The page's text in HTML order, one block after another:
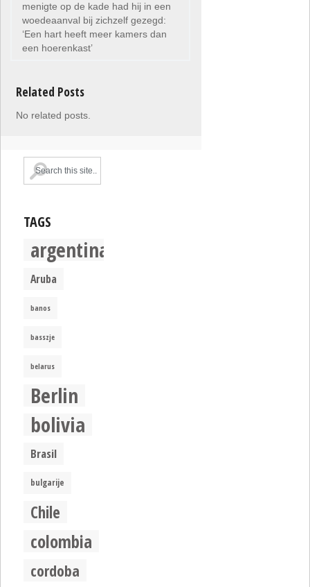
menigte op de kade had hij in een
woedeaanval bij zichzelf gezegd:
‘Een hart heeft meer kamers dan
een hoerenkast’
Related Posts
No related posts.
TAGS
argentina
Aruba
banos
basszje
belarus
Berlin
bolivia
Brasil
bulgarije
Chile
colombia
cordoba